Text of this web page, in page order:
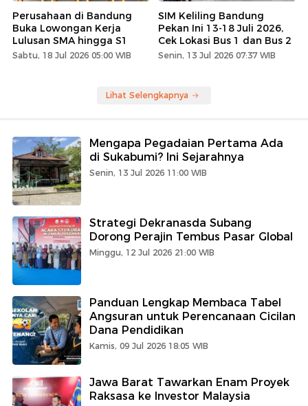
Perusahaan di Bandung
Buka Lowongan Kerja
Lulusan SMA hingga S1
Sabtu, 18 Jul 2026 05:00 WIB
SIM Keliling Bandung
Pekan Ini 13-18 Juli 2026,
Cek Lokasi Bus 1 dan Bus 2
Senin, 13 Jul 2026 07:37 WIB
Lihat Selengkapnya
Mengapa Pegadaian Pertama Ada
di Sukabumi? Ini Sejarahnya
Senin, 13 Jul 2026 11:00 WIB
Strategi Dekranasda Subang
Dorong Perajin Tembus Pasar Global
Minggu, 12 Jul 2026 21:00 WIB
Panduan Lengkap Membaca Tabel
Angsuran untuk Perencanaan Cicilan
Dana Pendidikan
Kamis, 09 Jul 2026 18:05 WIB
Jawa Barat Tawarkan Enam Proyek
Raksasa ke Investor Malaysia